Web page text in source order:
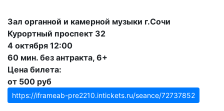
Зал органной и камерной музыки г.Сочи
Курортный проспект 32
4 октября 12:00
60 мин. без антракта, 6+
Цена билета:
от 500 руб
https://iframeab-pre2210.intickets.ru/seance/72737852